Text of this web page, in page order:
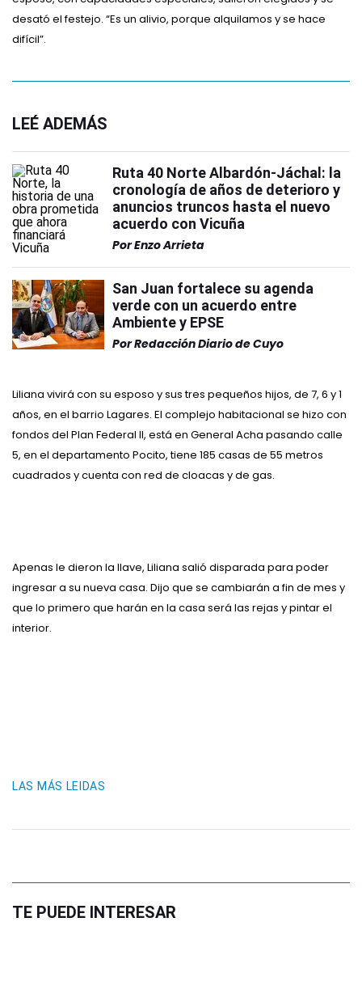
desató el festejo. “Es un alivio, porque alquilamos y se hace
difícil”.
LEÉ ADEMÁS
Ruta 40 Norte Albardón-Jáchal: la
cronología de años de deterioro y
anuncios truncos hasta el nuevo
acuerdo con Vicuña
PorEnzo Arrieta
San Juan fortalece su agenda
verde con un acuerdo entre
Ambiente y EPSE
PorRedacción Diario de Cuyo
Liliana vivirá con su esposo y sus tres pequeños hijos, de 7, 6 y 1
años, en el barrio Lagares. El complejo habitacional se hizo con
fondos del Plan Federal II, está en General Acha pasando calle
5, en el departamento Pocito, tiene 185 casas de 55 metros
cuadrados y cuenta con red de cloacas y de gas.
Apenas le dieron la llave, Liliana salió disparada para poder
ingresar a su nueva casa. Dijo que se cambiarán a fin de mes y
que lo primero que harán en la casa será las rejas y pintar el
interior.
LAS MÁS LEIDAS
TE PUEDE INTERESAR